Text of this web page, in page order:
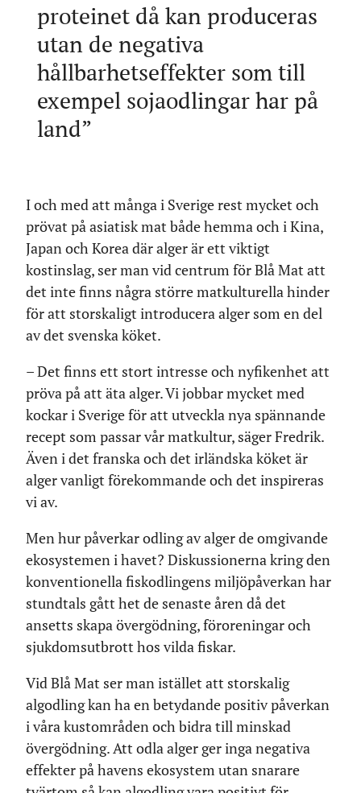
proteinet då kan produceras
utan de negativa
hållbarhetseffekter som till
exempel sojaodlingar har på
land
I och med att många i Sverige rest mycket och
prövat på asiatisk mat både hemma och i Kina,
Japan och Korea där alger är ett viktigt
kostinslag, ser man vid centrum för Blå Mat att
det inte finns några större matkulturella hinder
för att storskaligt introducera alger som en del
av det svenska köket.
– Det finns ett stort intresse och nyfikenhet att
pröva på att äta alger. Vi jobbar mycket med
kockar i Sverige för att utveckla nya spännande
recept som passar vår matkultur, säger Fredrik.
Även i det franska och det irländska köket är
alger vanligt förekommande och det inspireras
vi av.
Men hur påverkar odling av alger de omgivande
ekosystemen i havet? Diskussionerna kring den
konventionella fiskodlingens miljöpåverkan har
stundtals gått het de senaste åren då det
ansetts skapa övergödning, föroreningar och
sjukdomsutbrott hos vilda fiskar.
Vid Blå Mat ser man istället att storskalig
algodling kan ha en betydande positiv påverkan
i våra kustområden och bidra till minskad
övergödning. Att odla alger ger inga negativa
effekter på havens ekosystem utan snarare